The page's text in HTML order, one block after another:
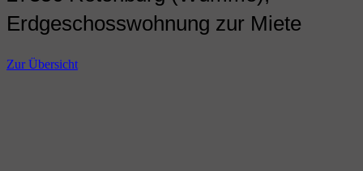
Erdgeschosswohnung zur Miete
Zur Übersicht